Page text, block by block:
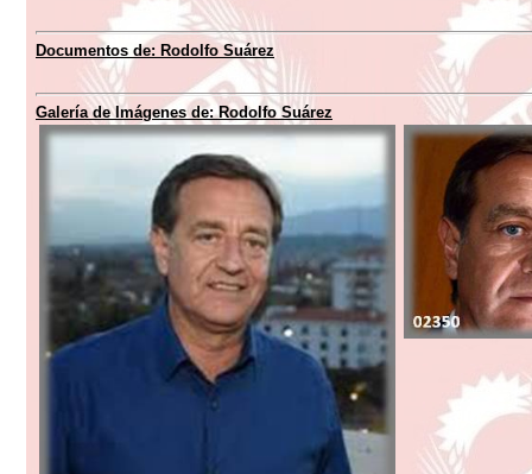
Documentos de: Rodolfo Suárez
Galería de Imágenes de: Rodolfo Suárez